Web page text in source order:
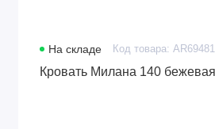
На складе Код товара: AR69481
Кровать Милана 140 бежевая